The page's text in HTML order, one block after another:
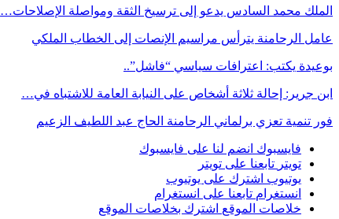
الملك محمد السادس يدعو إلى ترسيخ الثقة ومواصلة الإصلاحات…
عامل الرحامنة يترأس مراسيم الإنصات إلى الخطاب الملكي
بوعيدة يكتب: اعترافات سياسي “فاشل”..
ابن جرير: إحالة ثلاثة أشخاص على النيابة العامة للاشتباه في…
فور تنمية تعزي برلماني الرحامنة الحاج عبد اللطيف الزعيم
فايسبوك انضم لنا على فايسبوك
تويتر تابعنا على تويتر
يوتيوب اشترك على يوتيوب
انستغرام تابعنا على انستغرام
خلاصات الموقع اشترك بخلاصات الموقع